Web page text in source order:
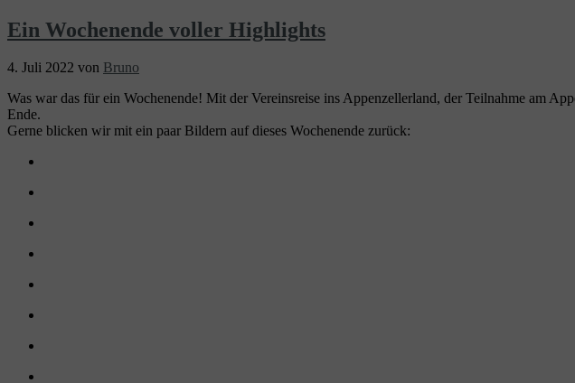
Ein Wochenende voller Highlights
4. Juli 2022 von Bruno
Was war das für ein Wochenende! Mit der Vereinsreise ins Appenzellerland, der Teilnahme am
Ende.
Gerne blicken wir mit ein paar Bildern auf dieses Wochenende zurück: